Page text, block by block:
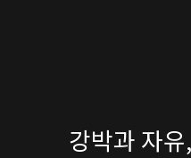
강박과 자